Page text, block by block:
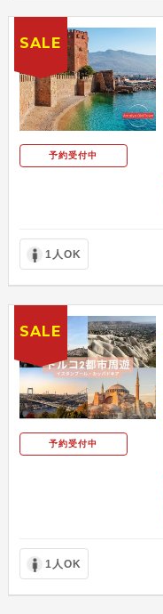
予約受付中
1人OK
SALE
予約受付中
1人OK
SALE